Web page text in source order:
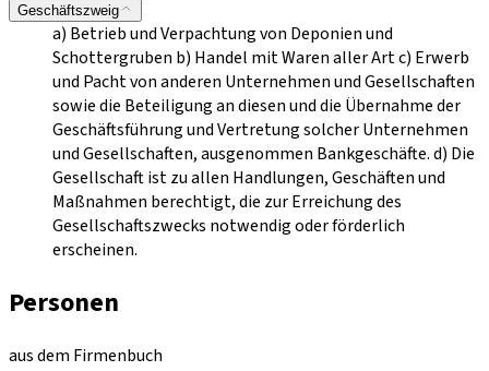
Geschäftszweig
a) Betrieb und Verpachtung von Deponien und
Schottergruben b) Handel mit Waren aller Art c) Erwerb
und Pacht von anderen Unternehmen und Gesellschaften
sowie die Beteiligung an diesen und die Übernahme der
Geschäftsführung und Vertretung solcher Unternehmen
und Gesellschaften, ausgenommen Bankgeschäfte. d) Die
Gesellschaft ist zu allen Handlungen, Geschäften und
Maßnahmen berechtigt, die zur Erreichung des
Gesellschaftszwecks notwendig oder förderlich
erscheinen.
Personen
aus dem Firmenbuch